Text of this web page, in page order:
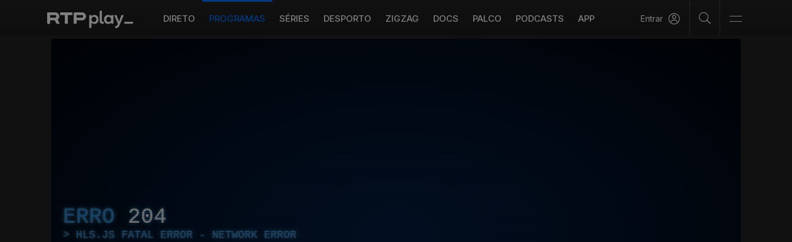
DIRETO PROGRAMAS SÉRIES DESPORTO ZIGZAG DOCS PALCO PODCASTS APP Entrar
ERRO 204
HLS.JS FATAL ERROR - NETWORK ERROR